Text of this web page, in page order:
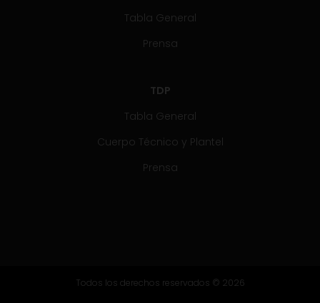
Tabla General
Prensa
TDP
Tabla General
Cuerpo Técnico y Plantel
Prensa
Todos los derechos reservados © 2026